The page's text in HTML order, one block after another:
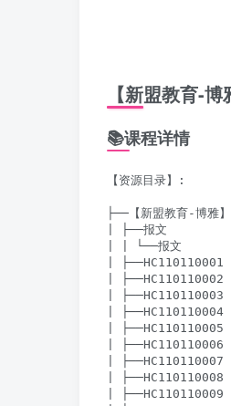
【新盟教育-
📚课程详情
【资源目录】:
├──【新盟教育-博雅
| ├──报文
| | └──报文
|
|
|
|
|
|
|
|
|